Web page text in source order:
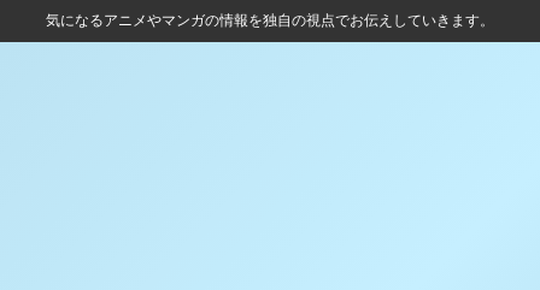
気になるアニメやマンガの情報を独自の視点でお伝えしていきます。